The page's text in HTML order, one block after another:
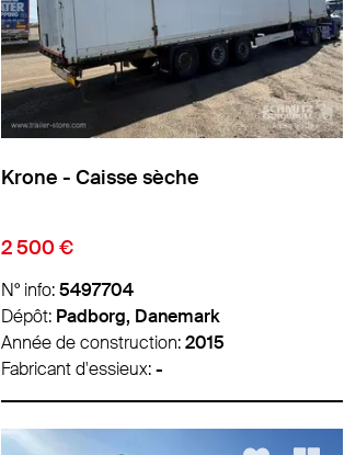
Krone - Caisse sèche
2 500 €
N° info:5497704
Dépôt: Padborg, Danemark
Année de construction:2015
Fabricant d'essieux:-